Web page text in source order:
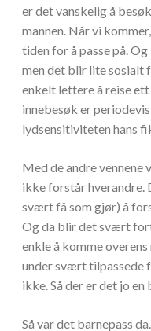
er det vanskelig å
mannen. Når vi
tiden for å passe på.
men det blir lite sosialt
enkelt lettere å reise
innebesøk er
lydsensitiviteten hans
Med de andre vennene
ikke forstår hverandre.
svært få som gjør) å
Og da blir det svært
enkle å komme
under svært tilpassede
ikke. Så der er det jo
Så var det barnepass